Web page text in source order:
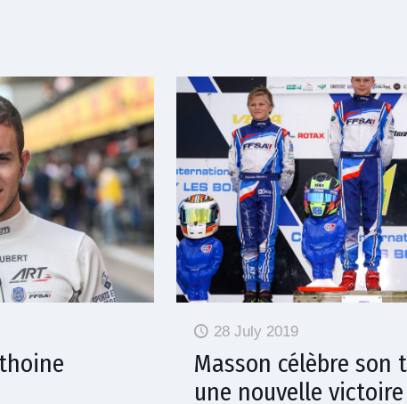
28 July 2019
Masson célèbre son
une nouvelle